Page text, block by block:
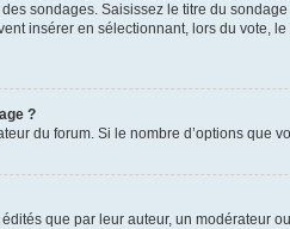
sondages. Saisissez le titre du
insérer en sélectionnant, lors du
?
du forum. Si le nombre d’options
que par leur auteur, un modérateur